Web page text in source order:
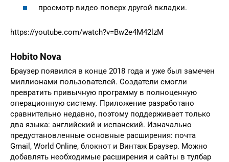
просмотр видео поверх другой вкладки.
https://youtube.com/watch?v=Bw2e4M42lzM
Hobito Nova
Браузер появился в конце 2018 года и уже был замечен
миллионами пользователей. Создатели смогли
превратить привычную программу в полноценную
операционную систему. Приложение разработано
сравнительно недавно, поэтому поддерживает только
два языка: английский и испанский. Изначально
предустановленные основные расширения: почта
Gmail, World Online, блокнот и Винтаж Браузер. Можно
добавлять необходимые расширения и сайты в тулбар